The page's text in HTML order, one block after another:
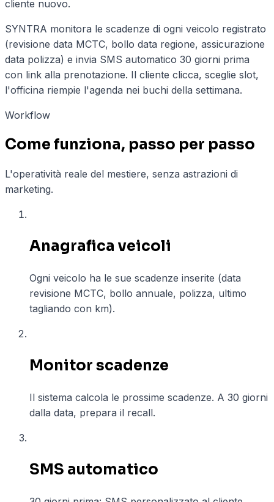
cliente nuovo.
SYNTRA monitora le scadenze di ogni veicolo registrato
(revisione data MCTC, bollo data regione, assicurazione
data polizza) e invia SMS automatico 30 giorni prima
con link alla prenotazione. Il cliente clicca, sceglie slot,
l'officina riempie l'agenda nei buchi della settimana.
Workflow
Come funziona, passo per passo
L'operatività reale del mestiere, senza astrazioni di
marketing.
Anagrafica veicoli
Ogni veicolo ha le sue scadenze inserite (data
revisione MCTC, bollo annuale, polizza, ultimo
tagliando con km).
Monitor scadenze
Il sistema calcola le prossime scadenze. A 30 giorni
dalla data, prepara il recall.
SMS automatico